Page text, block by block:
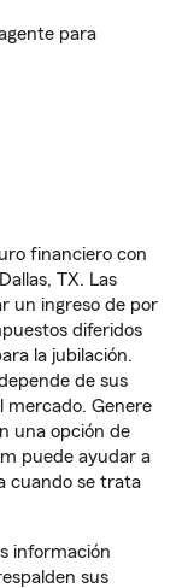
para
financiero con
TX. Las
un ingreso de por
diferidos
la jubilación.
de sus
mercado. Genere
una opción de
puede ayudar a
cuando se trata
información
sus